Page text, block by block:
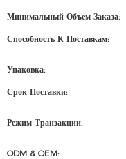
Минимальный Объем Заказа:
Способность К Поставкам:
Упаковка:
Срок Поставки:
Режим Транзакции:
ODM & OEM: